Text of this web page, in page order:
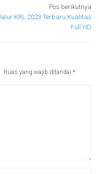
Pos berikutnya
KRL 2023 Terbaru Kualitas
Full HD
Ruas yang wajib ditandai *